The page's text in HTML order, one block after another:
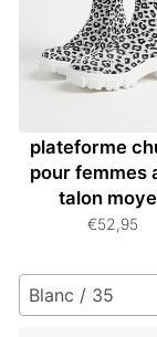
plateforme
pour femmes
talon
€52,95
Blanc / 35